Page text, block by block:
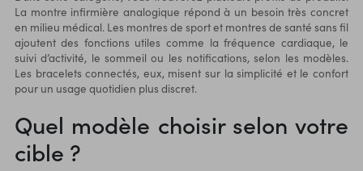
La montre infirmière analogique répond à un besoin très concret
en milieu médical. Les montres de sport et montres de santé sans fil
ajoutent des fonctions utiles comme la fréquence cardiaque, le
suivi d’activité, le sommeil ou les notifications, selon les modèles.
Les bracelets connectés, eux, misent sur la simplicité et le confort
pour un usage quotidien plus discret.
Quel modèle choisir selon votre
cible ?